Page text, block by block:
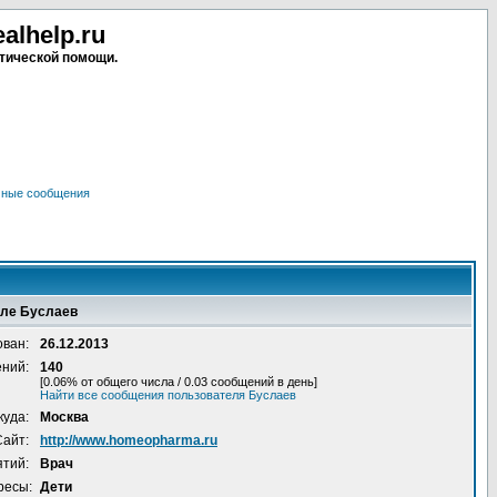
помощи.
сообщения
Буслаев
26.12.2013
140
[0.06% от общего числа / 0.03 сообщений в день]
Найти все сообщения пользователя Буслаев
Москва
http://www.homeopharma.ru
Врач
Дети